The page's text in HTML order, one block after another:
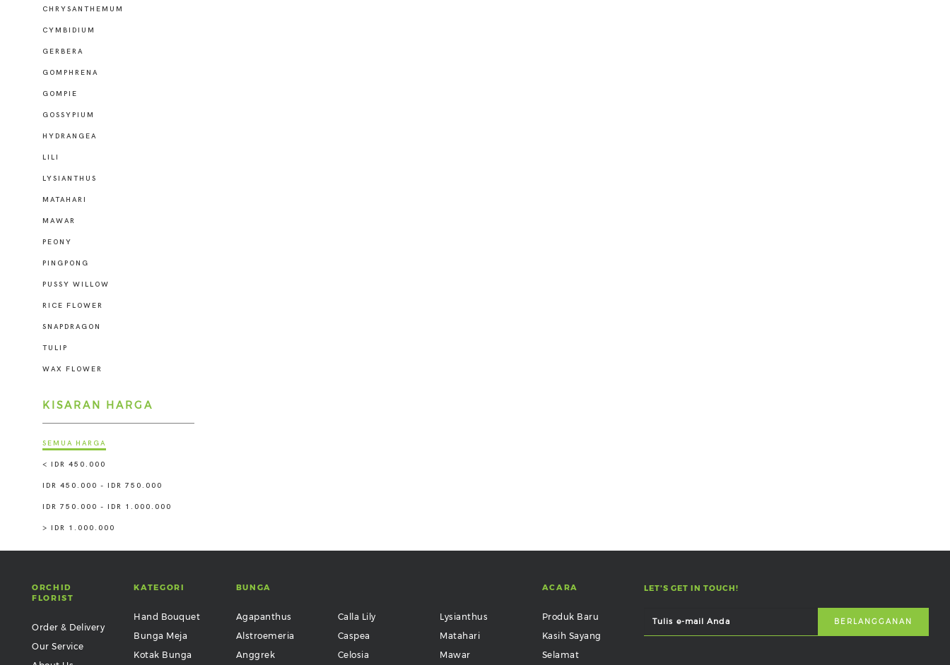
CHRYSANTHEMUM
CYMBIDIUM
GERBERA
GOMPHRENA
GOMPIE
GOSSYPIUM
HYDRANGEA
LILI
LYSIANTHUS
MATAHARI
MAWAR
PEONY
PINGPONG
PUSSY WILLOW
RICE FLOWER
SNAPDRAGON
TULIP
WAX FLOWER
KISARAN HARGA
SEMUA HARGA
< IDR 450.000
IDR 450.000 - IDR 750.000
IDR 750.000 - IDR 1.000.000
> IDR 1.000.000
ORCHID
FLORIST
Order & Delivery
Our Service
KATEGORI
Hand Bouquet
Bunga Meja
Kotak Bunga
BUNGA
Agapanthus
Alstroemeria
Anggrek
Calla Lily
Caspea
Celosia
Lysianthus
Matahari
Mawar
ACARA
Produk Baru
Kasih Sayang
Selamat
LET'S GET IN TOUCH!